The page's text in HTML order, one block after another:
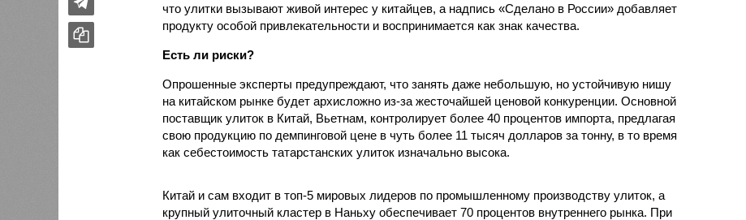
что улитки вызывают живой интерес у китайцев, а надпись «Сделано в России» добавляет
продукту особой привлекательности и воспринимается как знак качества.
Есть ли риски?
Опрошенные эксперты предупреждают, что занять даже небольшую, но устойчивую нишу
на китайском рынке будет архисложно из-за жесточайшей ценовой конкуренции. Основной
поставщик улиток в Китай, Вьетнам, контролирует более 40 процентов импорта, предлагая
свою продукцию по демпинговой цене в чуть более 11 тысяч долларов за тонну, в то время
как себестоимость татарстанских улиток изначально высока.
Китай и сам входит в топ-5 мировых лидеров по промышленному производству улиток, а
крупный улиточный кластер в Наньху обеспечивает 70 процентов внутреннего рынка. При